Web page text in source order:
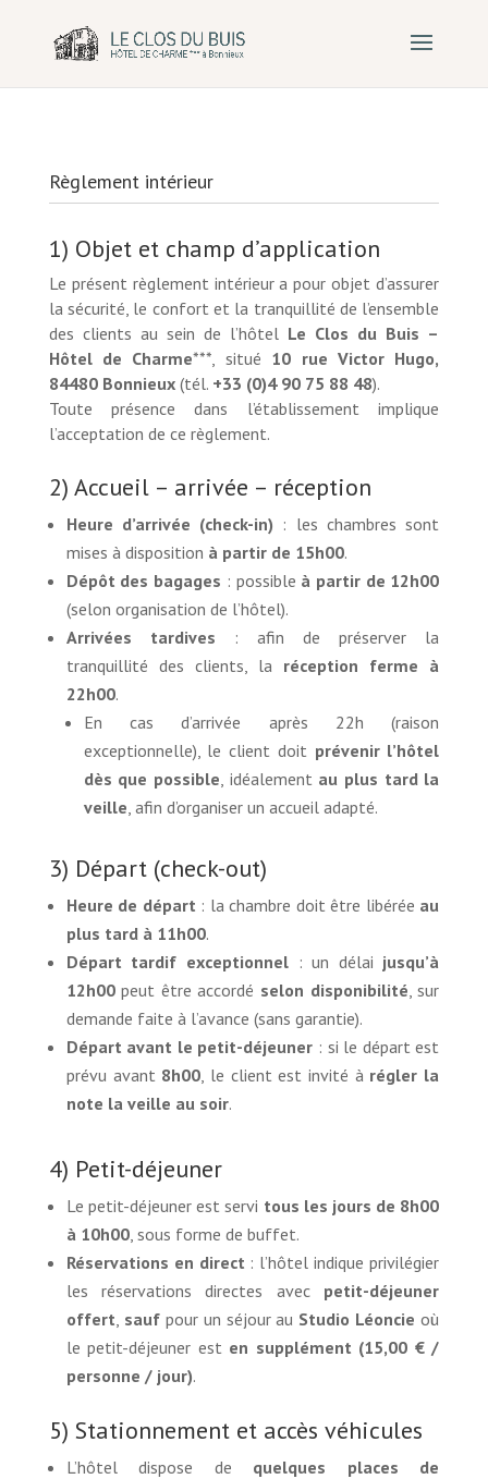
Règlement intérieur
1) Objet et champ d’application
Le présent règlement intérieur a pour objet d’assurer
la sécurité, le confort et la tranquillité de l’ensemble
des clients au sein de l’hôtel Le Clos du Buis –
Hôtel de Charme***, situé 10 rue Victor Hugo,
84480 Bonnieux(tél. +33 (0)4 90 75 88 48).
Toute présence dans l’établissement implique
l’acceptation de ce règlement.
2) Accueil – arrivée – réception
Heure d’arrivée (check-in) : les chambres sont
mises à disposition à partir de 15h00.
Dépôt des bagages : possible à partir de 12h00
(selon organisation de l’hôtel).
Arrivées tardives : afin de préserver la
tranquillité des clients, la réception ferme à
22h00.
En cas d’arrivée après 22h (raison
exceptionnelle), le client doit prévenir l’hôtel
dès que possible, idéalement au plus tard la
veille, afin d’organiser un accueil adapté.
3) Départ (check-out)
Heure de départ : la chambre doit être libérée au
plus tard à 11h00.
Départ tardif exceptionnel: un délai jusqu’à
12h00peut être accordé selon disponibilité, sur
demande faite à l’avance (sans garantie).
Départ avant le petit-déjeuner : si le départ est
prévu avant 8h00, le client est invité à régler la
note la veille au soir.
4) Petit-déjeuner
Le petit-déjeuner est servi tous les jours de 8h00
à 10h00, sous forme de buffet.
Réservations en direct : l’hôtel indique privilégier
les réservations directes avec petit-déjeuner
offert, saufpour un séjour au Studio Léoncie où
le petit-déjeuner est en supplément (15,00 € /
personne / jour).
5) Stationnement et accès véhicules
L’hôtel dispose de quelques places de